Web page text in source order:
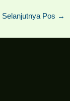
Selanjutnya Pos →